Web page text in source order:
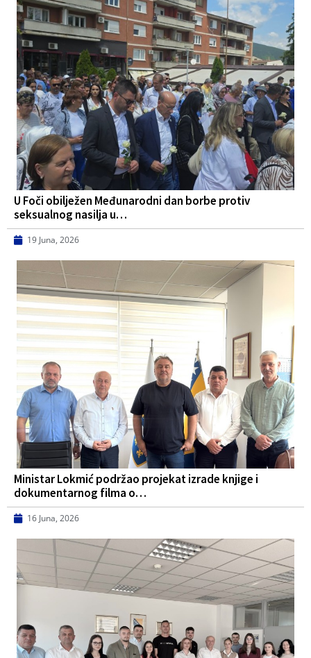
U Foči obilježen Međunarodni dan borbe protiv
seksualnog nasilja u…
19 Juna, 2026
Ministar Lokmić podržao projekat izrade knjige i
dokumentarnog filma o…
16 Juna, 2026